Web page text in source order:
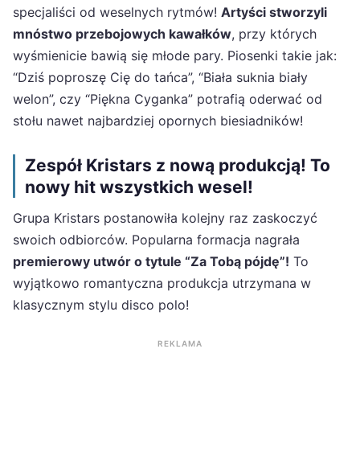
specjaliści od weselnych rytmów! Artyści stworzyli
mnóstwo przebojowych kawałków, przy których
wyśmienicie bawią się młode pary. Piosenki takie jak:
“Dziś poproszę Cię do tańca”, “Biała suknia biały
welon”, czy “Piękna Cyganka” potrafią oderwać od
stołu nawet najbardziej opornych biesiadników!
Zespół Kristars z nową produkcją! To
nowy hit wszystkich wesel!
Grupa Kristars postanowiła kolejny raz zaskoczyć
swoich odbiorców. Popularna formacja nagrała
premierowy utwór o tytule “Za Tobą pójdę”! To
wyjątkowo romantyczna produkcja utrzymana w
klasycznym stylu disco polo!
REKLAMA